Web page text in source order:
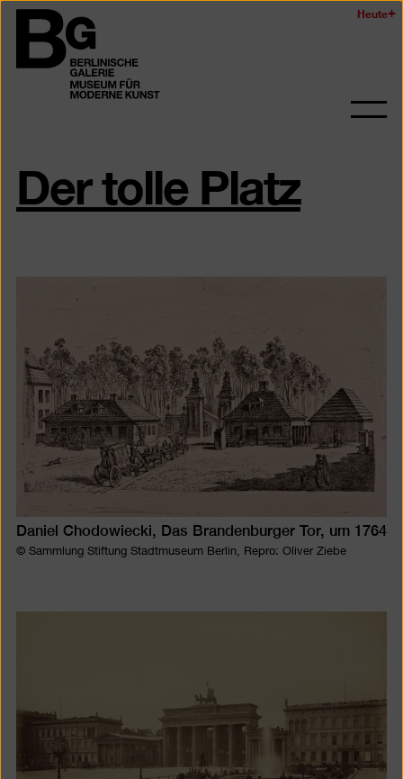
Zum
Seiteninhalt
springen
Berlinischen
Galerie
Heute
Der tolle Platz
Daniel Chodowiecki, Das Brandenburger Tor, um 1764
© Sammlung Stiftung Stadtmuseum Berlin, Repro: Oliver Ziebe